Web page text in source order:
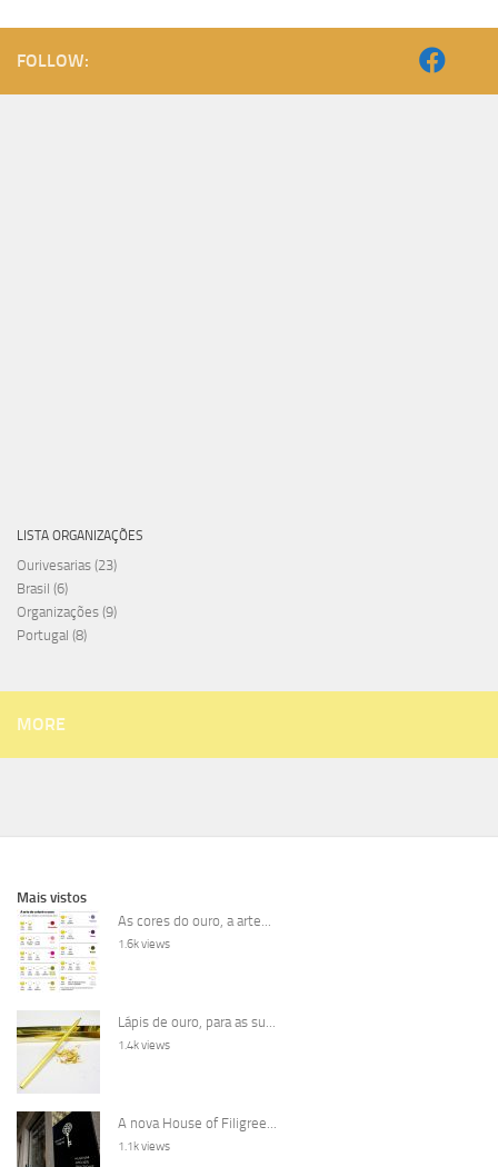
FOLLOW:
LISTA ORGANIZAÇÕES
Ourivesarias (23)
Brasil (6)
Organizações (9)
Portugal (8)
MORE
Mais vistos
As cores do ouro, a arte...
1.6k views
Lápis de ouro, para as su...
1.4k views
A nova House of Filigree...
1.1k views